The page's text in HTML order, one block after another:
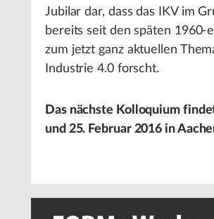
Jubilar dar, dass das IKV im
bereits seit den späten 1960-
zum jetzt ganz aktuellen
Industrie 4.0 forscht.
Das nächste Kolloquium
und 25. Februar 2016 in